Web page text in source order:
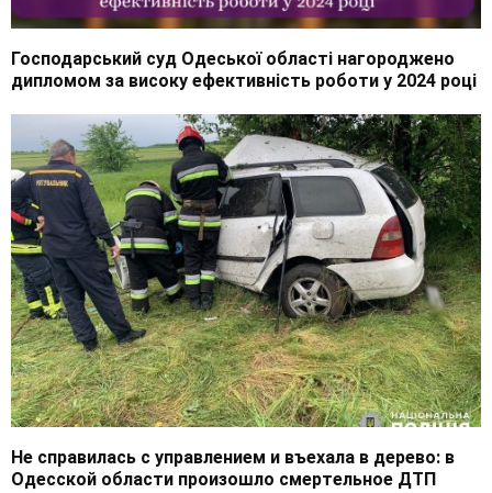
Господарський суд Одеської області нагороджено
дипломом за високу ефективність роботи у 2024 році
Не справилась с управлением и въехала в дерево: в
Одесской области произошло смертельное ДТП